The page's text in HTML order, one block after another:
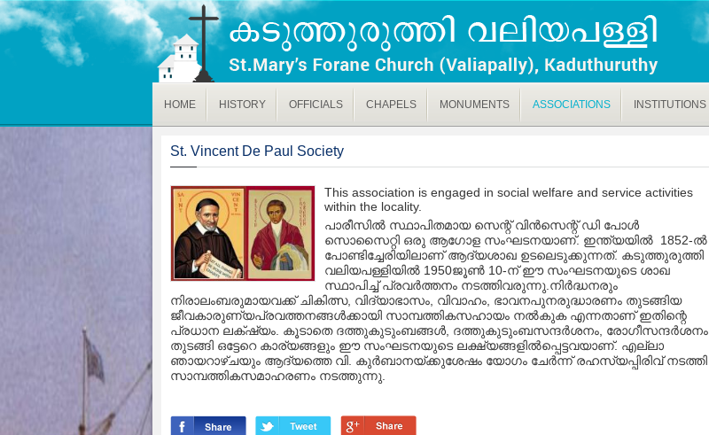
HOME HISTORY OFFICIALS CHAPELS MONUMENTS ASSOCIATIONS INSTITUTIONS
St. Vincent De Paul Society
This association is engaged in social welfare and service activities
within the locality.
പാരീസിൽ സ്ഥാപിതമായ സെന്റ് വിൻസെന്റ് ഡി പോൾ
സൊസൈറ്റി ഒരു ആഗോള സംഘടനയാണ്. ഇന്ത്യയിൽ 1852-ൽ
പോണ്ടിച്ചേരിയിലാണ് ആദ്യശാഖ ഉടലെടുക്കുന്നത്. കടുത്തുരുത്തി
വലിയപള്ളിയിൽ 1950ജൂൺ 10-ന് ഈ സംഘടനയുടെ ശാഖ
സ്ഥാപിച്ച് പ്രവർത്തനം നടത്തിവരുന്നു.നിർദ്ധനരും
നിരാലംബരുമായവക്ക് ചികിത്സ, വിദ്യാഭാസം, വിവാഹം, ഭാവനപുനരുദ്ധാരണം തുടങ്ങിയ
ജീവകാരുണ്യപ്രവത്തനങ്ങൾക്കായി സാമ്പത്തികസഹായം നൽകുക എന്നതാണ് ഇതിന്റെ
പ്രധാന ലക്‌ഷ്യം. കൂടാതെ ദത്തുകുടുംബങ്ങൾ, ദത്തുകുടുംബസന്ദർശനം, രോഗീസന്ദർശനം
തുടങ്ങി ഒട്ടേറെ കാര്യങ്ങളും ഈ സംഘടനയുടെ ലക്ഷ്യങ്ങളിൽപ്പെട്ടവയാണ്. എല്ലാ
ഞായറാഴ്ചയും ആദ്യത്തെ വി. കുർബാനയ്ക്കുശേഷം യോഗം ചേർന്ന് രഹസ്യപ്പിരിവ് നടത്തി
സാമ്പത്തികസമാഹരണം നടത്തുന്നു.